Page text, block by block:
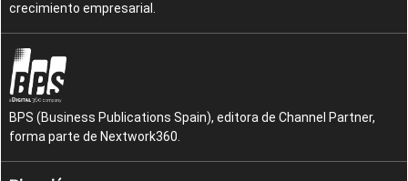
crecimiento empresarial.
BPS (Business Publications Spain), editora de Channel Partner,
forma parte de Nextwork360.